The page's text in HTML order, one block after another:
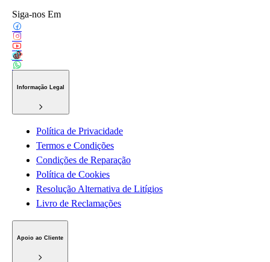
Siga-nos Em
Informação Legal
Política de Privacidade
Termos e Condições
Condições de Reparação
Política de Cookies
Resolução Alternativa de Litígios
Livro de Reclamações
Apoio ao Cliente